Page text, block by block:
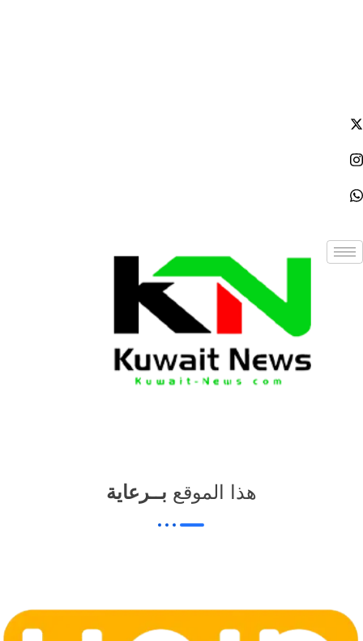
NE
News Elementor
هذا الموقع بــرعاية